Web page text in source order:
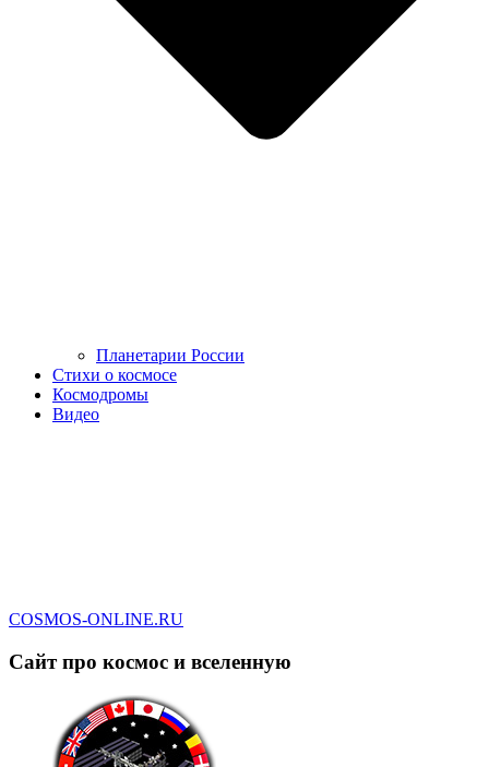
Планетарии России
Стихи о космосе
Космодромы
Видео
COSMOS-ONLINE.RU
Сайт про космос и вселенную